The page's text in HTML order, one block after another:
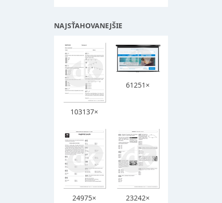
NAJSŤAHOVANEJŠIE
103137×
61251×
24975× 23242×